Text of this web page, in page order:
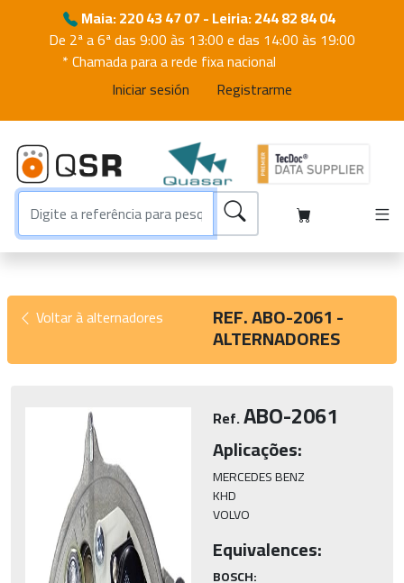
Maia: 220 43 47 07 - Leiria: 244 82 84 04
De 2ª a 6ª das 9:00 às 13:00 e das 14:00 às 19:00
* Chamada para a rede fixa nacional
Iniciar sesión
Registrarme
Voltar à alternadores REF. ABO-2061 -
ALTERNADORES
Ref.ABO-2061
Aplicações:
MERCEDES BENZ
KHD
VOLVO
Equivalences:
BOSCH: